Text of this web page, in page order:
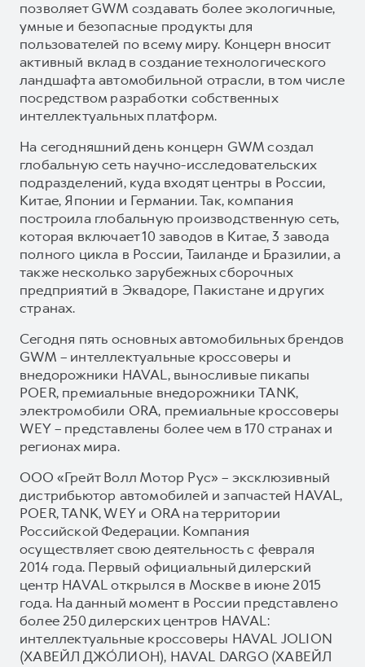
позволяет GWM создавать более экологичные,
умные и безопасные продукты для
пользователей по всему миру. Концерн вносит
активный вклад в создание технологического
ландшафта автомобильной отрасли, в том числе
посредством разработки собственных
интеллектуальных платформ.
На сегодняшний день концерн GWM создал
глобальную сеть научно-исследовательских
подразделений, куда входят центры в России,
Китае, Японии и Германии. Так, компания
построила глобальную производственную сеть,
которая включает 10 заводов в Китае, 3 завода
полного цикла в России, Таиланде и Бразилии, а
также несколько зарубежных сборочных
предприятий в Эквадоре, Пакистане и других
странах.
Сегодня пять основных автомобильных брендов
GWM – интеллектуальные кроссоверы и
внедорожники HAVAL, выносливые пикапы
POER, премиальные внедорожники TANK,
электромобили ORA, премиальные кроссоверы
WEY – представлены более чем в 170 странах и
регионах мира.
ООО «Грейт Волл Мотор Рус» – эксклюзивный
дистрибьютор автомобилей и запчастей HAVAL,
POER, TANK, WEY и ORA на территории
Российской Федерации. Компания
осуществляет свою деятельность с февраля
2014 года. Первый официальный дилерский
центр HAVAL открылся в Москве в июне 2015
года. На данный момент в России представлено
более 250 дилерских центров HAVAL:
интеллектуальные кроссоверы HAVAL JOLION
(ХАВЕЙЛ ДЖО́ЛИОН), HAVAL DARGO (ХАВЕЙЛ